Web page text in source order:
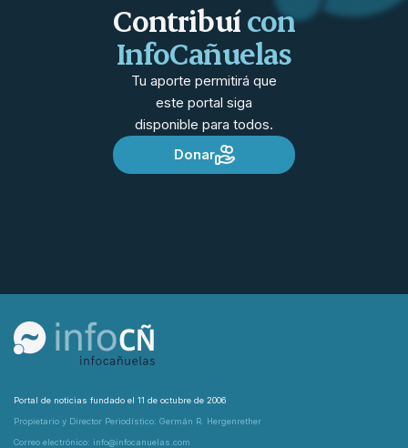
Contribuícon
InfoCañuelas
Tu aporte permitirá que
este portal siga
disponible para todos.
Donar
Portal de noticias fundado el 11 de octubre de 2006
Propietario y Director Periodístico: Germán R. Hergenrether
Correo electrónico: info@infocanuelas.com